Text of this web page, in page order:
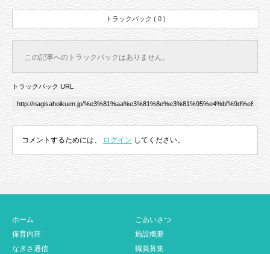
トラックバック ( 0 )
この記事へのトラックバックはありません。
トラックバック URL
コメントするためには、 ログイン してください。
ホーム
ごあいさつ
保育内容
施設概要
なぎさ通信
職員募集